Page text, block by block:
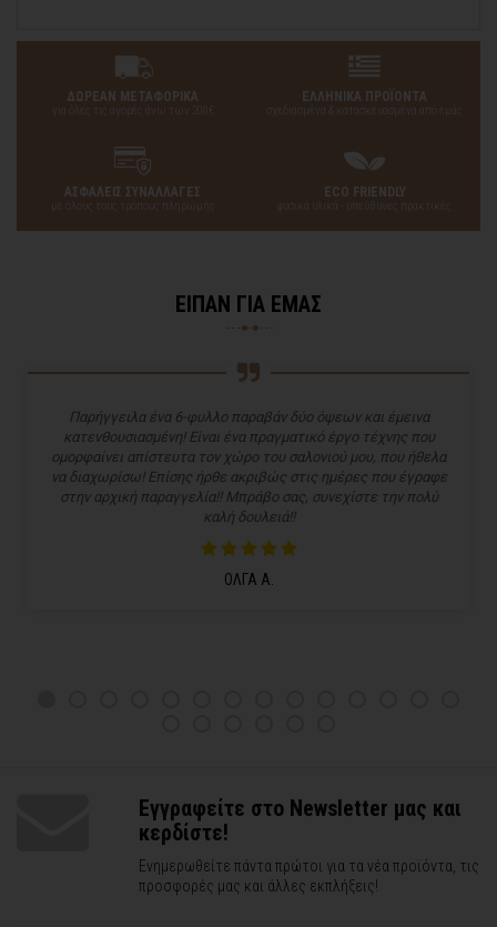
ΔΩΡΕΑΝ ΜΕΤΑΦΟΡΙΚΑ
για όλες τις αγορές άνω των 200€
ΕΛΛΗΝΙΚΑ ΠΡΟΪΟΝΤΑ
σχεδιασμένα & κατασκευασμένα από εμάς
ΑΣΦΑΛΕΙΣ ΣΥΝΑΛΛΑΓΕΣ
με όλους τους τρόπους πληρωμής
ECO FRIENDLY
φυσικά υλικά - υπεύθυνες πρακτικές
ΕΙΠΑΝ ΓΙΑ ΕΜΑΣ
Παρήγγειλα ένα 6-φυλλο παραβάν δύο όψεων και έμεινα
κατενθουσιασμένη! Είναι ένα πραγματικό έργο τέχνης που
ομορφαίνει απίστευτα τον χώρο του σαλονιού μου, που ήθελα
να διαχωρίσω! Επίσης ήρθε ακριβώς στις ημέρες που έγραφε
στην αρχική παραγγελία!! Μπράβο σας, συνεχίστε την πολύ
καλή δουλειά!!
ΟΛΓΑ Α.
Εγγραφείτε στο Newsletter μας και
κερδίστε!
Ενημερωθείτε πάντα πρώτοι για τα νέα προϊόντα, τις
προσφορές μας και άλλες εκπλήξεις!